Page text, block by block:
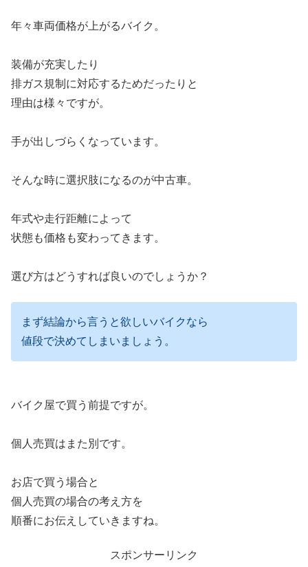
年々車両価格が上がるバイク。
装備が充実したり
排ガス規制に対応するためだったりと
理由は様々ですが。
手が出しづらくなっています。
そんな時に選択肢になるのが中古車。
年式や走行距離によって
状態も価格も変わってきます。
選び方はどうすれば良いのでしょうか？
まず結論から言うと欲しいバイクなら
値段で決めてしまいましょう。
バイク屋で買う前提ですが。
個人売買はまた別です。
お店で買う場合と
個人売買の場合の考え方を
順番にお伝えしていきますね。
スポンサーリンク